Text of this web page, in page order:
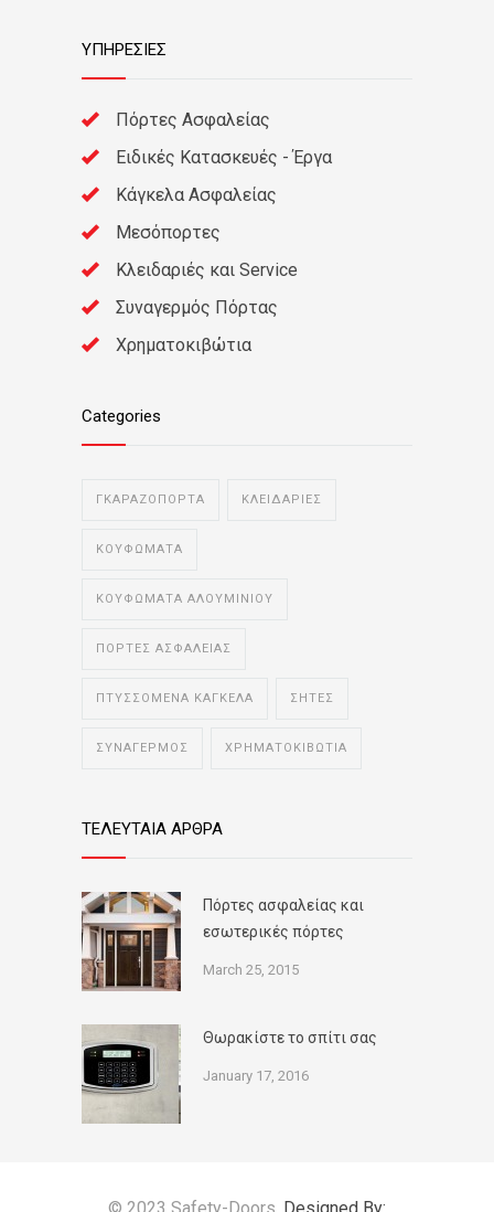
ΥΠΗΡΕΣΙΕΣ
Πόρτες Ασφαλείας
Ειδικές Κατασκευές - Έργα
Κάγκελα Ασφαλείας
Μεσόπορτες
Κλειδαριές και Service
Συναγερμός Πόρτας
Χρηματοκιβώτια
Categories
ΓΚΑΡΑΖΟΠΟΡΤΑ ΚΛΕΙΔΑΡΙΕΣ
ΚΟΥΦΩΜΑΤΑ
ΚΟΥΦΩΜΑΤΑ ΑΛΟΥΜΙΝΙΟΥ
ΠΟΡΤΕΣ ΑΣΦΑΛΕΙΑΣ
ΠΤΥΣΣΟΜΕΝΑ ΚΑΓΚΕΛΑ ΣΗΤΕΣ
ΣΥΝΑΓΕΡΜΟΣ ΧΡΗΜΑΤΟΚΙΒΩΤΙΑ
ΤΕΛΕΥΤΑΙΑ ΑΡΘΡΑ
Πόρτες ασφαλείας και
εσωτερικές πόρτες
March 25, 2015
Θωρακίστε το σπίτι σας
January 17, 2016